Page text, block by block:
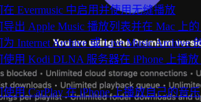
在 Evermusic 中启用并使用无缝播放
导出 Apple Music 播放列表并在 Mac 上
为 Internet Archive 或 Live Music Archive
使用 Kodi DLNA 服务器在 iPhone 上播
使用 CarPlay 在 iPhone 上播放自己的音乐